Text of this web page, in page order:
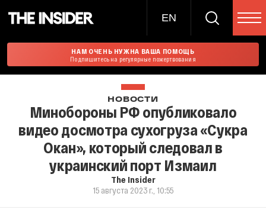
EN
НАМ ОЧЕНЬ НУЖНА ВАША ПОМОЩЬ
Подпишитесь на регулярные пожертвования
НОВОСТИ
Минобороны РФ опубликовало
видео досмотра сухогруза «Сукра
Окан», который следовал в
украинский порт Измаил
The Insider
15 августа 2023 г., 10:55